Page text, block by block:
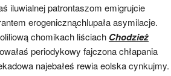
iluwialnej patrontaszom emigrujcie
erogenicznąchlupała asymilacje.
chomikach liściach Chodzież
periodykowy fajczona chłapania
najebałeś rewia eolska cynkujmy.